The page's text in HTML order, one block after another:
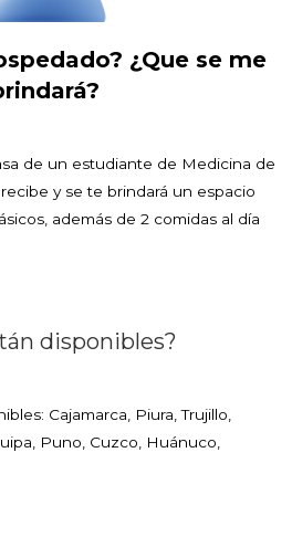
¿Que se me
de un estudiante de Medicina de
y se te brindará un espacio
además de 2 comidas al día
disponibles?
Cajamarca, Piura, Trujillo,
Puno, Cuzco, Huánuco,